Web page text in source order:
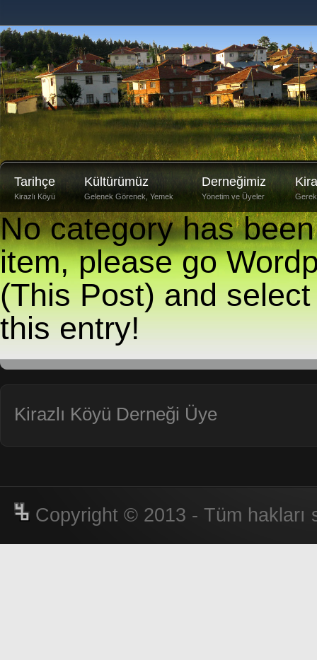
Tarihçe
Kirazlı Köyü
Kültürümüz
Gelenek Görenek, Yemek
Derneğimiz
Yönetim ve Üyeler
No category has
item, please go
(This Post) and
this entry!
Kirazlı Köyü Derneği Üye
Copyright © 2013 - Tüm hakları